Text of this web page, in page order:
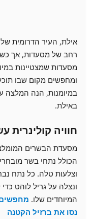
אילת, העיר הדרומית
רחב של מסעדות, אך
מסעדות שמצטיינות
ומחפשים מקום שבו
במיומנות, הנה
באילת.
חוויה קולינרית
מסעדת הבשרים
הכולל נתחי בשר
וצלעות טלה. כל נתח
ונצלה על גריל לוהט
המיוחדים שלו.
נסו את ברזיל הקטנה